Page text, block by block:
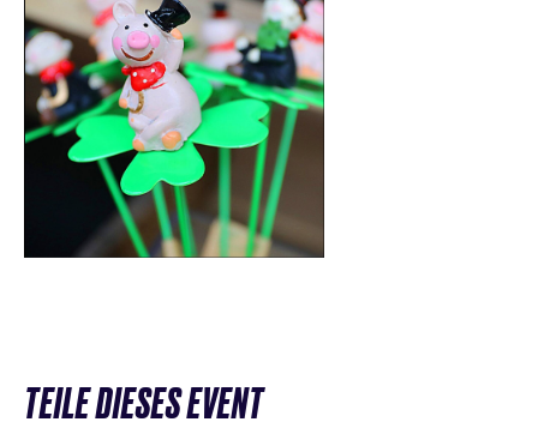
TEILE DIESES EVENT